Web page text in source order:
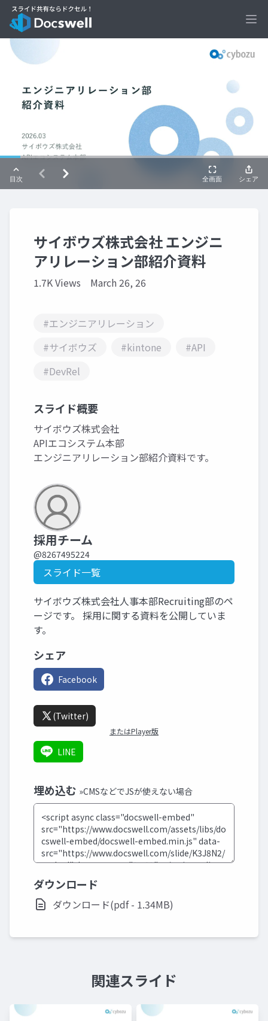
サイボウズ株式会社 エンジニ
アリレーション部紹介資料
1.7K Views March 26, 26
#エンジニアリレーション
#サイボウズ
#kintone
#API
#DevRel
スライド概要
サイボウズ株式会社
APIエコシステム本部
エンジニアリレーション部紹介資料です。
採用チーム
@8267495224
スライド一覧
サイボウズ株式会社人事本部Recruiting部のペ
ージです。 採用に関する資料を公開していま
す。
シェア
Facebook
(Twitter)
またはPlayer版
LINE
埋め込む »CMSなどでJSが使えない場合
ダウンロード
ダウンロード(pdf - 1.34MB)
関連スライド